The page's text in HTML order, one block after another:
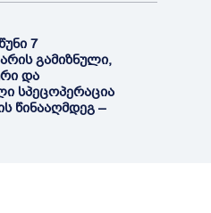
7
გამიზნული,
და
სპეცოპერაცია
წინააღმდეგ –